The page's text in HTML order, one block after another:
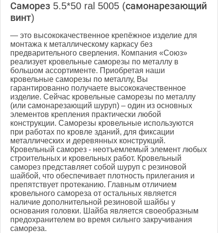
Саморез 5.5*50 ral 5005 (самонарезающий
винт)
— это высококачественное крепёжное изделие для
монтажа к металлическому каркасу без
предварительного сверления. Компания «Союз»
реализует кровельные саморезы по металлу в
большом ассортименте. Приобретая наши
кровельные саморезы по металлу, Вы
гарантированно получаете высококачественное
изделие. Сейчас кровельные саморезы по металлу
(или самонарезающий шуруп) – один из основных
элементов крепления практически любой
конструкции. Саморезы кровельные используются
при работах по кровле зданий, для фиксации
металлических и деревянных конструкций.
Кровельный саморез - неотъемлемый элемент любых
строительных и кровельных работ. Кровельный
саморез представляет собой шуруп с резиновой
шайбой, что обеспечивает плотность прилегания и
препятствует протеканию. Главным отличием
кровельного самореза от остальных является
наличие дополнительной резиновой шайбы у
основания головки. Шайба является своеобразным
предохранителем во время сильнго закручивания
самореза.